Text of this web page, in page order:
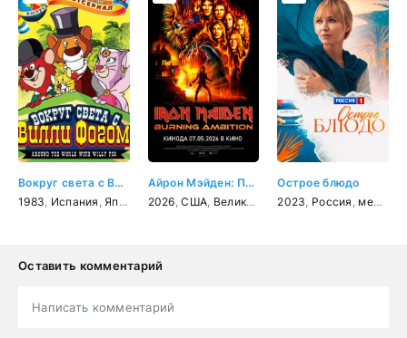
Вокруг света с Вилли Фогом
1983 Испания Япония ,аниме,мультфильм приключения,семейный
Айрон Мэйден: Пылающее стремление
2026 ,США Великобритания , документальный
Острое блюдо
2023 Россия мелодрама
Оставить комментарий
Написать комментарий